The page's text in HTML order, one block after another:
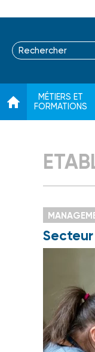
MÉTIERS ET
FORMATIONS